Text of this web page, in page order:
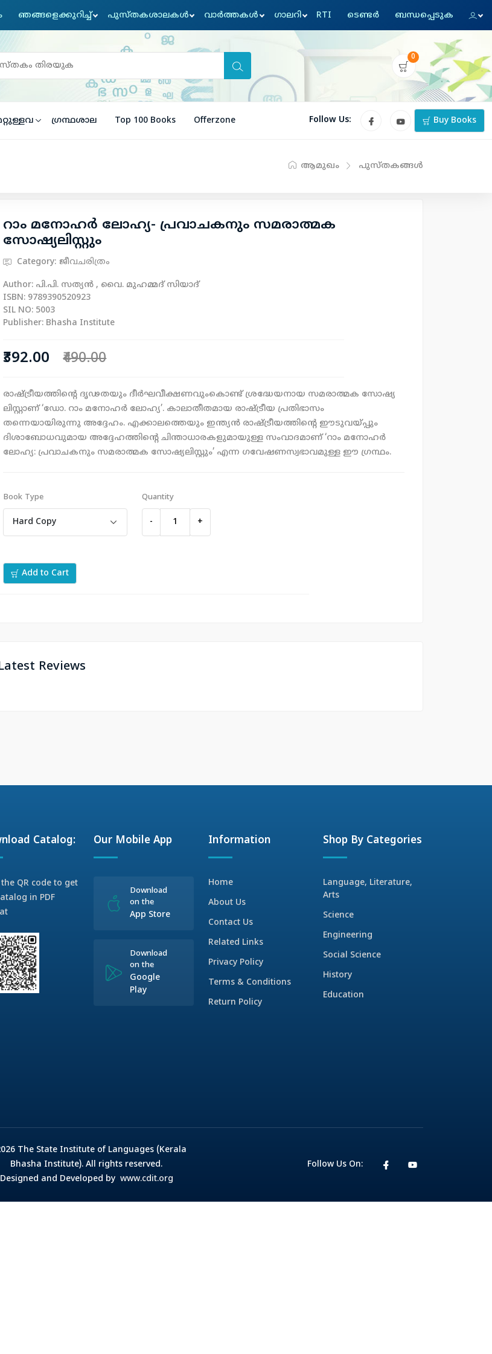
ഞങ്ങളെക്കുറിച്ച് പുസ്തകശാലകൾ വാര്‍ത്തകള്‍ ഗാലറി RTI ടെണ്ടര്‍ ബന്ധപ്പെടുക
0
ഗ്രന്ഥശാല Top 100 Books Offerzone Follow Us: Buy Books
ആമുഖം പുസ്തകങ്ങള്‍
റാം മനോഹര്‍ ലോഹ്യ- പ്രവാചകനും സമരാത്മക
സോഷ്യലിസ്റ്റും
Category: ജീവചരിത്രം
Author: പി.പി. സത്യന്‍ , വൈ. മുഹമ്മദ് സിയാദ്
ISBN: 9789390520923
SIL NO: 5003
Publisher: Bhasha Institute
₹392.00 ₹490.00
രാഷ്ട്രീയത്തിന്റെ ദൃഢതയും ദീര്‍ഘവീക്ഷണവുംകൊണ്ട് ശ്രദ്ധേയനായ സമരാത്മക സോഷ്യ
ലിസ്റ്റാണ് ‘ഡോ. റാം മനോഹര്‍ ലോഹ്യ’. കാലാതീതമായ രാഷ്ട്രീയ പ്രതിഭാസം
തന്നെയായിരുന്നു അദ്ദേഹം. എക്കാലത്തെയും ഇന്ത്യന്‍ രാഷ്ട്രീയത്തിന്റെ ഈടുവയ്പ്പും
ദിശാബോധവുമായ അദ്ദേഹത്തിന്റെ ചിന്താധാരകളുമായുള്ള സംവാദമാണ് ‘റാം മനോഹര്‍
ലോഹ്യ: പ്രവാചകനും സമരാത്മക സോഷ്യലിസ്റ്റും’ എന്ന ഗവേഷണസ്വഭാവമുള്ള ഈ ഗ്രന്ഥം.
Book Type Quantity
- +
Add to Cart
Reviews
Catalog:
the QR code to get
in PDF
Our Mobile App
Download
on the
App Store
Download
on the
Google
Play
Information
Home
About Us
Contact Us
Related Links
Privacy Policy
Terms & Conditions
Return Policy
Shop By Categories
Language, Literature,
Arts
Science
Engineering
Social Science
History
Education
The State Institute of Languages (Kerala
Bhasha Institute). All rights reserved.
Designed and Developed by www.cdit.org
Follow Us On: